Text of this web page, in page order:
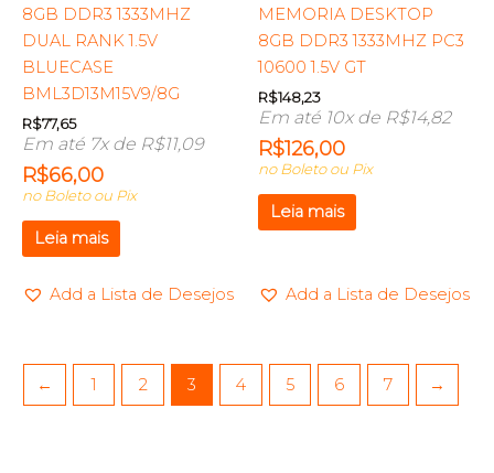
8GB DDR3 1333MHZ
DUAL RANK 1.5V
BLUECASE
BML3D13M15V9/8G
R$77,65
Em até 7x de R$11,09
R$66,00
no Boleto ou Pix
Leia mais
Add a Lista de Desejos
MEMORIA DESKTOP
8GB DDR3 1333MHZ PC3
10600 1.5V GT
R$148,23
Em até 10x de R$14,82
R$126,00
no Boleto ou Pix
Leia mais
Add a Lista de Desejos
← 1 2 3 4 5 6 7 →